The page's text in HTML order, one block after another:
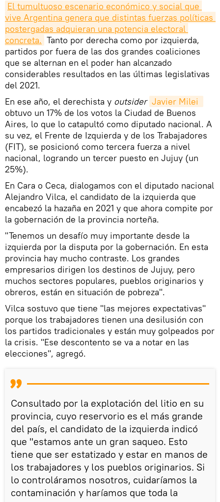
El tumultuoso escenario económico y social que
vive Argentina genera que distintas fuerzas políticas
postergadas adquieran una potencia electoral
concreta. Tanto por derecha como por izquierda,
partidos por fuera de las dos grandes coaliciones
que se alternan en el poder han alcanzado
considerables resultados en las últimas legislativas
del 2021.
En ese año, el derechista y outsider
obtuvo un 17% de los votos la Ciudad de Buenos
Aires, lo que lo catapultó como diputado nacional. A
su vez, el Frente de Izquierda y de los Trabajadores
(FIT), se posicionó como tercera fuerza a nivel
nacional, logrando un tercer puesto en Jujuy (un
25%).
En Cara o Ceca, dialogamos con el diputado nacional
Alejandro Vilca, el candidato de la izquierda que
encabezó la hazaña en 2021 y que ahora compite por
la gobernación de la provincia norteña.
"Tenemos un desafío muy importante desde la
izquierda por la disputa por la gobernación. En esta
provincia hay mucho contraste. Los grandes
empresarios dirigen los destinos de Jujuy, pero
muchos sectores populares, pueblos originarios y
obreros, están en situación de pobreza".
Vilca sostuvo que tiene "las mejores expectativas"
porque los trabajadores tienen una desilusión con
los partidos tradicionales y están muy golpeados por
la crisis. "Ese descontento se va a notar en las
elecciones", agregó.
Consultado por la explotación del litio en su
provincia, cuyo reservorio es el más grande
del país, el candidato de la izquierda indicó
que "estamos ante un gran saqueo. Esto
tiene que ser estatizado y estar en manos de
los trabajadores y los pueblos originarios. Si
lo controláramos nosotros, cuidaríamos la
contaminación y haríamos que toda la